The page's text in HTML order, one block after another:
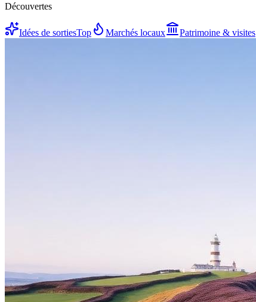
Découvertes
Idées de sortiesTop Marchés locaux Patrimoine & visites